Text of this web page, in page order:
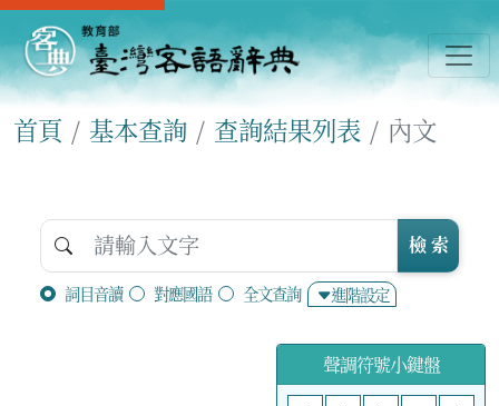
首頁 基本查詢 查詢結果列表 內文
詞目音讀 對應國語 全文查詢 進階設定
檢 索
聲調符號小鍵盤